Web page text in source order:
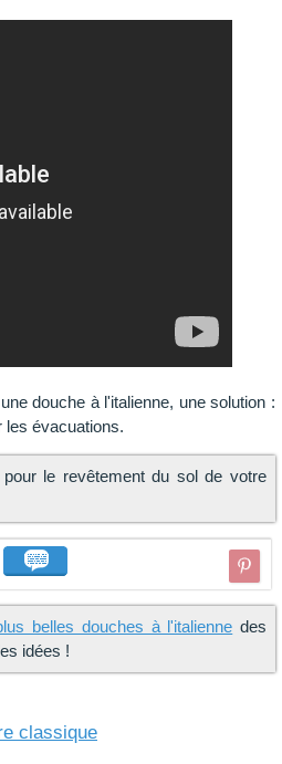
douche à l'italienne, une solution :
les évacuations.
le revêtement du sol de votre
belles douches à l'italienne des
idées !
classique